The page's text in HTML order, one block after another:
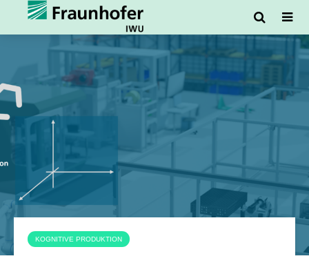
KOGNITIVE PRODUKTION